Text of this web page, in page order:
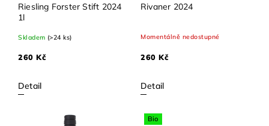
Riesling Forster Stift 2024
1l
Skladem (>24 ks)
260 Kč
Detail
Rivaner 2024
Momentálně nedostupné
260 Kč
Detail
Bio